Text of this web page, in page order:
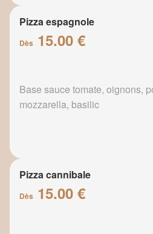
Pizza espagnole
Dès 15.00 €
Base sauce tomate, oignons,
mozzarella, basilic
Pizza cannibale
Dès 15.00 €